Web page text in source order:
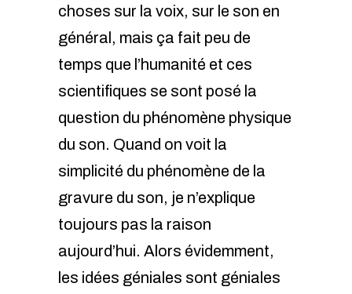
choses sur la voix, sur le son en
général, mais ça fait peu de
temps que l’humanité et ces
scientifiques se sont posé la
question du phénomène physique
du son. Quand on voit la
simplicité du phénomène de la
gravure du son, je n’explique
toujours pas la raison
aujourd’hui. Alors évidemment,
les idées géniales sont géniales